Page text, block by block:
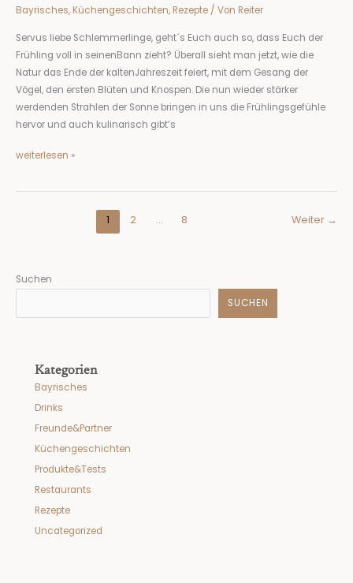
Bayrisches, Küchengeschichten, Rezepte / Von Reiter
Servus liebe Schlemmerlinge, geht´s Euch auch so, dass Euch der
Frühling voll in seinenBann zieht? Überall sieht man jetzt, wie die
Natur das Ende der kaltenJahreszeit feiert, mit dem Gesang der
Vögel, den ersten Blüten und Knospen. Die nun wieder stärker
werdenden Strahlen der Sonne bringen in uns die Frühlingsgefühle
hervor und auch kulinarisch gibt’s
Mund
und
auf
den
Kuchen
weiterlesen »
1 2 … 8 Weiter →
Suchen
SUCHEN
Kategorien
Bayrisches
Drinks
Freunde&Partner
Küchengeschichten
Produkte&Tests
Restaurants
Rezepte
Uncategorized